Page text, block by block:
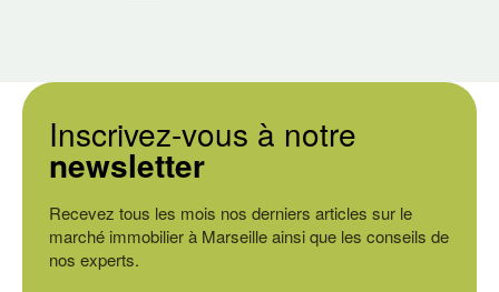
Inscrivez-vous à notre
newsletter
Recevez tous les mois nos derniers articles sur le
marché immobilier à Marseille ainsi que les conseils de
nos experts.